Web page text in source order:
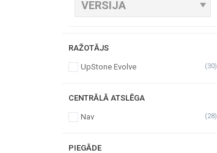
RAŽOTĀJS
UpStone Evolve (30)
CENTRĀLĀ ATSLĒGA
Nav (28)
PIEGĀDE